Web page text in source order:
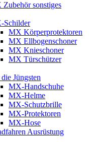
sonstiges
Schilder
MX Körperprotektoren
MX Ellbogenschoner
MX Knieschoner
MX Türschützer
Jüngsten
MX-Handschuhe
MX-Helme
MX-Schutzbrille
MX-Protektoren
MX-Hose
Ausrüstung